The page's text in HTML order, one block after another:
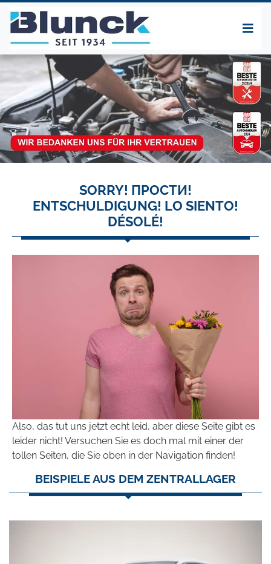
SORRY! ПРОСТИ!
ENTSCHULDIGUNG! LO SIENTO!
DÉSOLÉ!
Also, das tut uns jetzt echt leid, aber diese Seite gibt es
leider nicht! Versuchen Sie es doch mal mit einer der
tollen Seiten, die Sie oben in der Navigation finden!
BEISPIELE AUS DEM ZENTRALLAGER